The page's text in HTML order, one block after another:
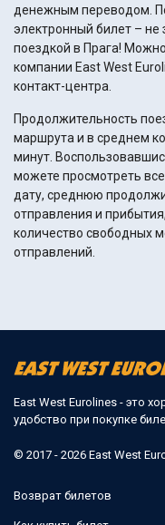
денежным переводом. После оплаты вы получите
электронный билет – не
поездкой в Прага!
компании East West
контакт-центра.
Продолжительность
маршрута и в среднем
минут. Воспользовавшись поиском по направлению вы
можете просмотреть
дату, среднюю
отправления и
количество свободных
отправлений.
East West Eurolines - это
удобство при покупке
© 2017 - 2026 East West
Возврат билетов